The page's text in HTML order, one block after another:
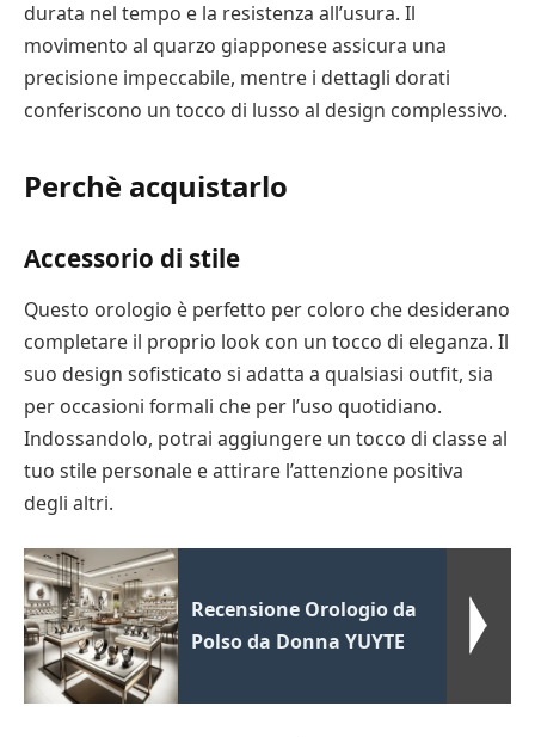
durata nel tempo e la resistenza all’usura. Il
movimento al quarzo giapponese assicura una
precisione impeccabile, mentre i dettagli dorati
conferiscono un tocco di lusso al design complessivo.
Perchè acquistarlo
Accessorio di stile
Questo orologio è perfetto per coloro che desiderano
completare il proprio look con un tocco di eleganza. Il
suo design sofisticato si adatta a qualsiasi outfit, sia
per occasioni formali che per l’uso quotidiano.
Indossandolo, potrai aggiungere un tocco di classe al
tuo stile personale e attirare l’attenzione positiva
degli altri.
Recensione Orologio da
Polso da Donna YUYTE